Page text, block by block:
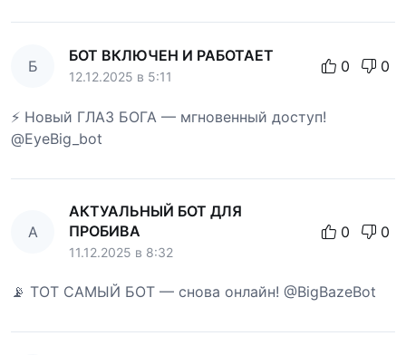
Б
БОТ ВКЛЮЧЕН И РАБОТАЕТ
12.12.2025 в 5:11
0 0
⚡ Новый ГЛАЗ БОГА — мгновенный доступ!
@EyeBig_bot
А
АКТУАЛЬНЫЙ БОТ ДЛЯ
ПРОБИВА
11.12.2025 в 8:32
0 0
📡 ТОТ САМЫЙ БОТ — снова онлайн! @BigBazeBot